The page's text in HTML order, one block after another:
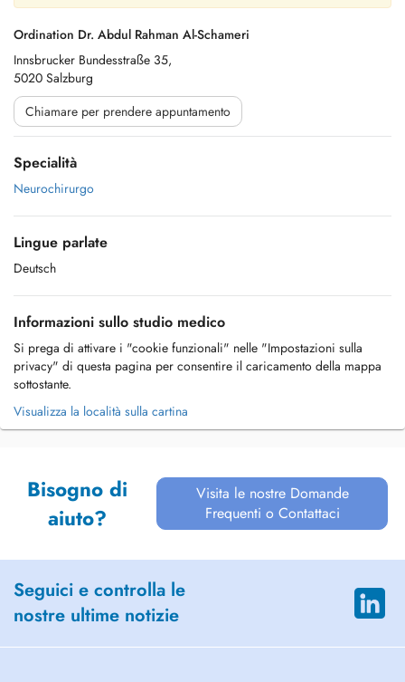
Ordination Dr. Abdul Rahman Al-Schameri
Innsbrucker Bundesstraße 35,
5020 Salzburg
Chiamare per prendere appuntamento
Specialità
Neurochirurgo
Lingue parlate
Deutsch
Informazioni sullo studio medico
Si prega di attivare i "cookie funzionali" nelle "Impostazioni sulla
privacy" di questa pagina per consentire il caricamento della mappa
sottostante.
Visualizza la località sulla cartina
Bisogno di
aiuto?
Visita le nostre Domande
Frequenti o Contattaci
Seguici e controlla le
nostre ultime notizie